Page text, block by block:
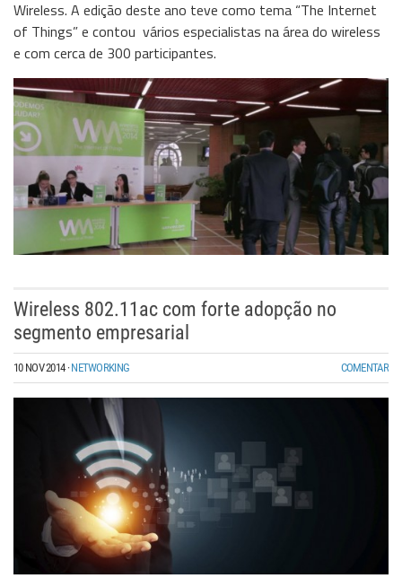
Wireless. A edição deste ano teve como tema “The Internet
of Things” e contou vários especialistas na área do wireless
e com cerca de 300 participantes.
Wireless 802.11ac com forte adopção no
segmento empresarial
10 NOV 2014·NETWORKING COMENTAR